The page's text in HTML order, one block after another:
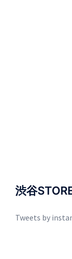
渋谷
Tweets by